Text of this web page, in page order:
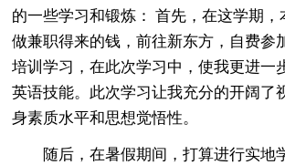
的一些学习和锻炼： 首先，在这学期
做兼职得来的钱，前往新东方，自费参
培训学习，在此次学习中，使我更进一
英语技能。此次学习让我充分的开阔了
身素质水平和思想觉悟性。
随后，在暑假期间，打算进行实地